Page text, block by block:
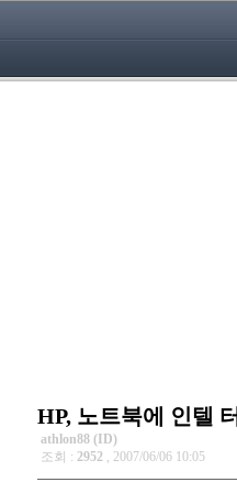
HP, 노트북에 인텔
athlon88 (ID)
조회 : 2952 , 2007/06/06 10:05